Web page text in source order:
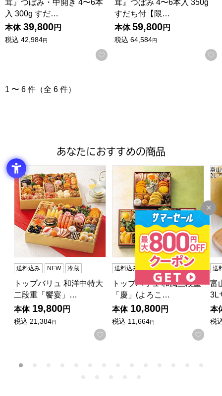
茸』つぼみ・中開き 4〜6本
入 300g すだ…
本体 39,800円
税込 42,984円
お気に入りに登録する
茸』つぼみ 4〜6本入 350g
すだち付【限…
本体 59,800円
税込 64,584円
1 〜 6 件（全 6 件）
あなたにおすすめの商品
トップバリュ 和洋中特大二段重「饗宴」(きょうえん)【4
送料込み NEW 冷蔵
トップバリュ 和洋中特大
二段重「饗宴」…
本体 19,800円
税込 21,384円
お気に入りに登録する
トップバリュ 和風三段重「
送料込み NEW 冷蔵
トップバリュ 和風三段重
「慶」(よろこ…
本体 10,800円
税込 11,664円
お気
富
送
富
3L
本
税